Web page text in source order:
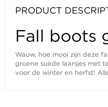
PRODUCT
Fall boots
Wauw, hoe mooi zijn deze
groene suède laarsjes met
voor de winter en herfst!